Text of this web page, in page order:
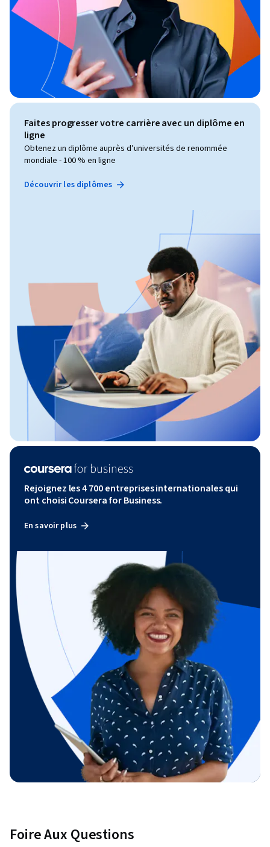
Faites progresser votre carrière avec un diplôme en
ligne
Obtenez un diplôme auprès d’universités de renommée
mondiale - 100 % en ligne
Découvrir les diplômes
Rejoignez les 4 700 entreprises internationales qui
ont choisi Coursera for Business.
En savoir plus
Foire Aux Questions